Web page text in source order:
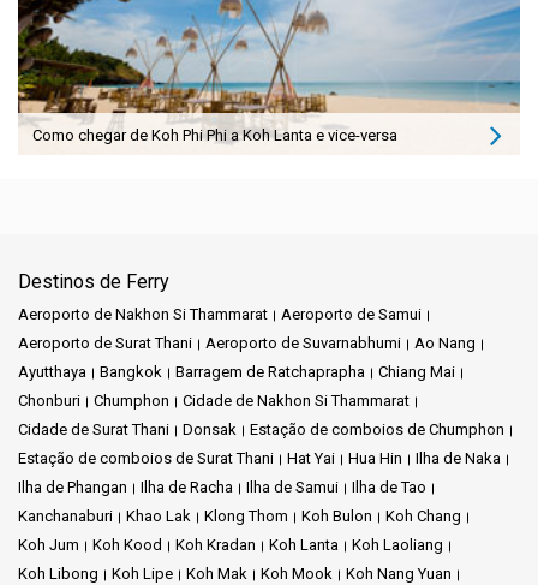
Como chegar de Koh Phi Phi a Koh Lanta e vice-versa
Destinos de Ferry
Aeroporto de Nakhon Si Thammarat
Aeroporto de Samui
Aeroporto de Surat Thani
Aeroporto de Suvarnabhumi
Ao Nang
Ayutthaya
Bangkok Barragem de Ratchaprapha
Chiang Mai
Chonburi
Chumphon
Cidade de Nakhon Si Thammarat
Cidade de Surat Thani
Donsak
Estação de comboios de Chumphon
Estação de comboios de Surat Thani
Hat Yai Hua Hin
Ilha de Naka
Ilha de Phangan
Ilha de Racha Ilha de Samui
Ilha de Tao
Kanchanaburi
Khao Lak Klong Thom Koh Bulon
Koh Chang
Koh Jum
Koh Kood Koh Kradan Koh Lanta
Koh Laoliang
Koh Libong
Koh Lipe Koh Mak Koh Mook
Koh Nang Yuan